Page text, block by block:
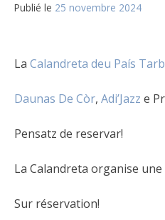
Publié le 25 novembre 2024
La Calandreta deu País
Daunas De Còr, Adi’Jazz e
Pensatz de reservar!
La Calandreta organise
Sur réservation!